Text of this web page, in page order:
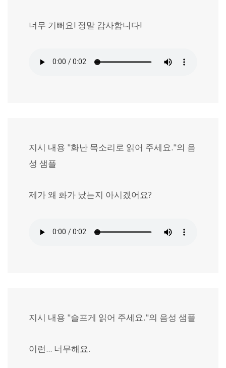
너무 기뻐요! 정말 감사합니다!
지시 내용 "화난 목소리로 읽어 주세요."의 음
성 샘플
제가 왜 화가 났는지 아시겠어요?
지시 내용 "슬프게 읽어 주세요."의 음성 샘플
이런... 너무해요.